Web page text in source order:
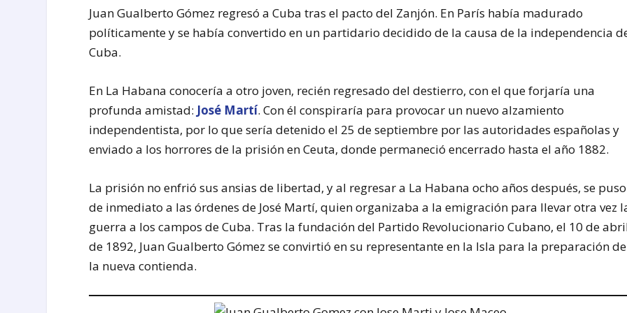
Juan Gualberto Gómez regresó a Cuba tras el pacto del Zanjón. En París había madurado
políticamente y se había convertido en un partidario decidido de la causa de la independencia
Cuba.
En La Habana conocería a otro joven, recién regresado del destierro, con el que forjaría una
profunda amistad: José Martí. Con él conspiraría para provocar un nuevo alzamiento
independentista, por lo que sería detenido el 25 de septiembre por las autoridades españolas y
enviado a los horrores de la prisión en Ceuta, donde permaneció encerrado hasta el año 1882.
La prisión no enfrió sus ansias de libertad, y al regresar a La Habana ocho años después, se puso
de inmediato a las órdenes de José Martí, quien organizaba a la emigración para llevar otra vez
guerra a los campos de Cuba. Tras la fundación del Partido Revolucionario Cubano, el 10 de
de 1892, Juan Gualberto Gómez se convirtió en su representante en la Isla para la preparación de
la nueva contienda.